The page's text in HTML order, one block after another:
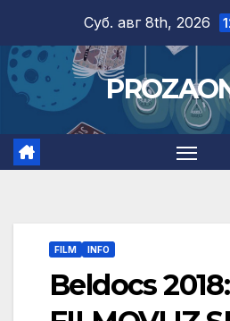
content
Суб. авг 8th, 2026
FILM INFO
Beldocs 2018: